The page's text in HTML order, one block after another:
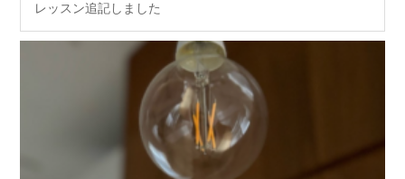
レッスン追記しました